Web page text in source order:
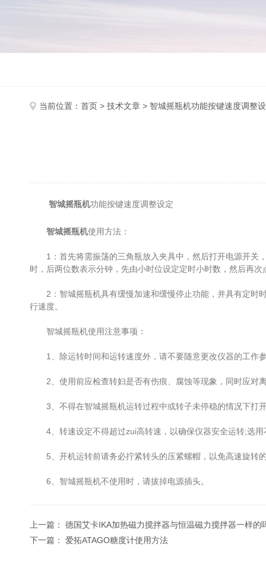
当前位置： 首页 > 技术文章 > 智城摇瓶机功能按键速度调整
智城摇瓶机功能按键速度调整设定
智城摇瓶机使用方法：
1：首先将需振荡的三角瓶放入夹具中，然后打开电源开关
时，后两位数表示分钟，先由小时位设定定时小时数，然后再
2：智城摇瓶机具有缓慢加速和缓慢停止功能，并具有定时时
行速度。
智城摇瓶机使用注意事项：
1、除运转时间和运转速度外，请不要随意更改仪器的工作
2、使用前应检查转妇是否有伤痕、腐蚀等现象，同时应对
3、不得在智城摇瓶机运转过程中或转子未停稳的情况下打
4、转速设定不得超过zui高转速，以确保仪器安全运转;选用
5、开机运转前请务必拧紧转头的压紧螺帽，以免高速旋转
6、智城摇瓶机不使用时，请拔掉电源插头。
上一篇： 德国艾卡IKA加热磁力搅拌器与恒温磁力搅拌器一样的
下一篇： 爱拓ATAGO糖度计使用方法